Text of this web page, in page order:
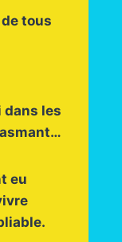
tous
dans les
eu